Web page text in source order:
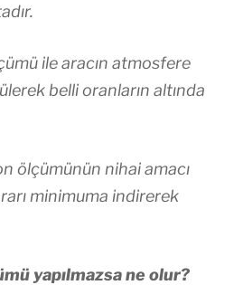
ile aracın atmosfere
belli oranların altında
ölçümünün nihai amacı
minimuma indirerek
yapılmazsa ne olur?